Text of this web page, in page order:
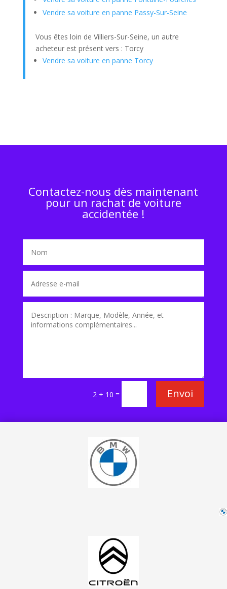
Vendre sa voiture en panne Passy-Sur-Seine
Vous êtes loin de Villiers-Sur-Seine, un autre
acheteur est présent vers : Torcy
Vendre sa voiture en panne Torcy
Contactez-nous dès maintenant
pour un rachat de voiture
accidentée !
2 + 10 = Envoi